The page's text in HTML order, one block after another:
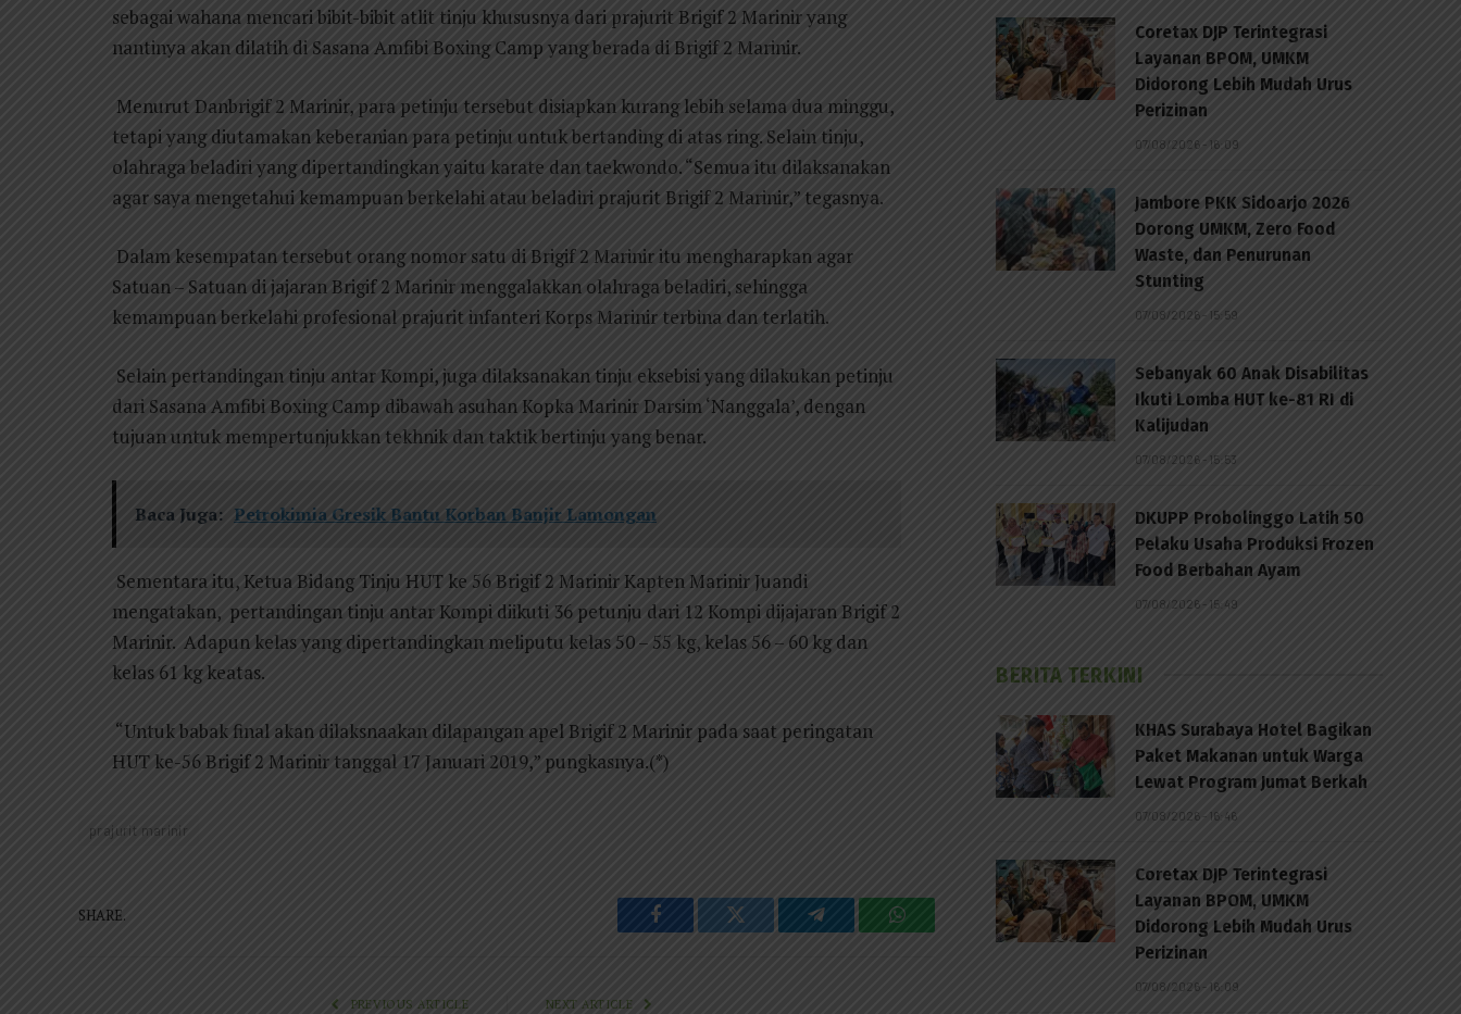
sebagai wahana mencari bibit-bibit atlit tinju khususnya dari prajurit Brigif 2 Marinir yang
nantinya akan dilatih di Sasana Amfibi Boxing Camp yang berada di Brigif 2 Marinir.
Menurut Danbrigif 2 Marinir, para petinju tersebut disiapkan kurang lebih selama dua minggu,
tetapi yang diutamakan keberanian para petinju untuk bertanding di atas ring. Selain tinju,
olahraga beladiri yang dipertandingkan yaitu karate dan taekwondo. “Semua itu dilaksanakan
agar saya mengetahui kemampuan berkelahi atau beladiri prajurit Brigif 2 Marinir,” tegasnya.
Dalam kesempatan tersebut orang nomor satu di Brigif 2 Marinir itu mengharapkan agar
Satuan – Satuan di jajaran Brigif 2 Marinir menggalakkan olahraga beladiri, sehingga
kemampuan berkelahi profesional prajurit infanteri Korps Marinir terbina dan terlatih.
Selain pertandingan tinju antar Kompi, juga dilaksanakan tinju eksebisi yang dilakukan petinju
dari Sasana Amfibi Boxing Camp dibawah asuhan Kopka Marinir Darsim ‘Nanggala’, dengan
tujuan untuk mempertunjukkan tekhnik dan taktik bertinju yang benar.
Baca Juga: Petrokimia Gresik Bantu Korban Banjir Lamongan
Sementara itu, Ketua Bidang Tinju HUT ke 56 Brigif 2 Marinir Kapten Marinir Juandi
mengatakan, pertandingan tinju antar Kompi diikuti 36 petunju dari 12 Kompi dijajaran Brigif 2
Marinir. Adapun kelas yang dipertandingkan meliputu kelas 50 – 55 kg, kelas 56 – 60 kg dan
kelas 61 kg keatas.
“Untuk babak final akan dilaksnaakan dilapangan apel Brigif 2 Marinir pada saat peringatan
HUT ke-56 Brigif 2 Marinir tanggal 17 Januari 2019,” pungkasnya.(*)
prajurit marinir
SHARE.
Facebook Twitter Telegram WhatsApp
PREVIOUS ARTICLE NEXT ARTICLE
Coretax DJP Terintegrasi
Layanan BPOM, UMKM
Didorong Lebih Mudah Urus
Perizinan
07/08/2026 - 16:09
Jambore PKK Sidoarjo 2026
Dorong UMKM, Zero Food
Waste, dan Penurunan
Stunting
07/08/2026 - 15:59
Sebanyak 60 Anak Disabilitas
Ikuti Lomba HUT ke-81 RI di
Kalijudan
07/08/2026 - 15:53
DKUPP Probolinggo Latih 50
Pelaku Usaha Produksi Frozen
Food Berbahan Ayam
07/08/2026 - 15:49
BERITA TERKINI
KHAS Surabaya Hotel Bagikan
Paket Makanan untuk Warga
Lewat Program Jumat Berkah
07/08/2026 - 16:46
Coretax DJP Terintegrasi
Layanan BPOM, UMKM
Didorong Lebih Mudah Urus
Perizinan
07/08/2026 - 16:09